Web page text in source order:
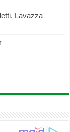
Lavazza